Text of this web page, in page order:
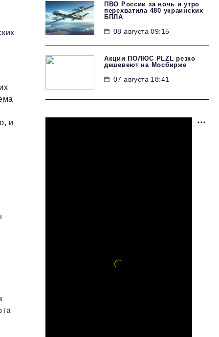
и
ПВО России за ночь и утро
перехватила 480 украинских
БПЛА
08 августа 09:15
Акции ПОЛЮС PLZL резко
дешевеют на Мосбирже
07 августа 18:41